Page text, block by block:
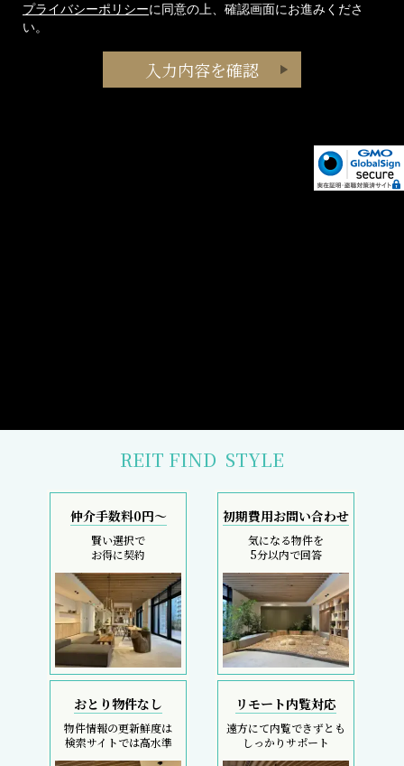
プライバシーポリシーに同意の上、確認画面にお進みくださ
い。
REIT FIND STYLE
仲介手数料0円～
賢い選択で
お得に契約
初期費用お問い合わせ
気になる物件を
5分以内で回答
おとり物件なし
物件情報の更新鮮度は
検索サイトでは高水準
リモート内覧対応
遠方にて内覧できずとも
しっかりサポート